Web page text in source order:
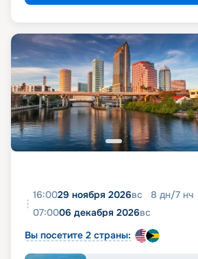
16:0029 ноября 2026вс 8 дн/7 нч
07:0006 декабря 2026вс
Вы посетите 2 страны: